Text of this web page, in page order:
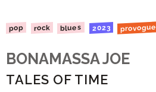
pop rock blues 2023 provogue
BONAMASSA JOE
TALES OF TIME